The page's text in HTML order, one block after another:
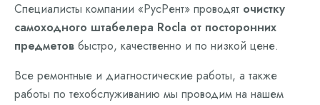
Специалисты компании «РусРент» проводят очистку
самоходного штабелера Rocla от посторонних
предметов быстро, качественно и по низкой цене.
Все ремонтные и диагностические работы, а также
работы по техобслуживанию мы проводим на нашем